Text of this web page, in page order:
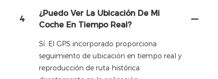
4
¿Puedo Ver La Ubicación De Mi
Coche En Tiempo Real?
Sí. El GPS incorporado proporciona
seguimiento de ubicación en tiempo real y
reproducción de ruta histórica